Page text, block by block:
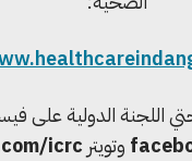
اللجنة الدولية على
وتويتر icrc